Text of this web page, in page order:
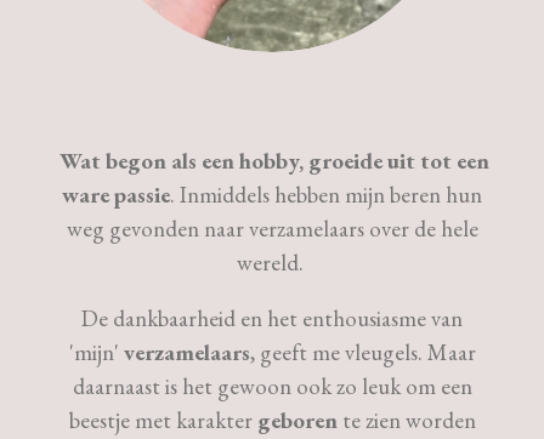
Wat begon als een hobby, groeide uit tot een
ware passie. Inmiddels hebben mijn beren hun
weg gevonden naar verzamelaars over de hele
wereld.
De dankbaarheid en het enthousiasme van
'mijn' verzamelaars, geeft me vleugels. Maar
daarnaast is het gewoon ook zo leuk om een
beestje met karakter geborente zien worden